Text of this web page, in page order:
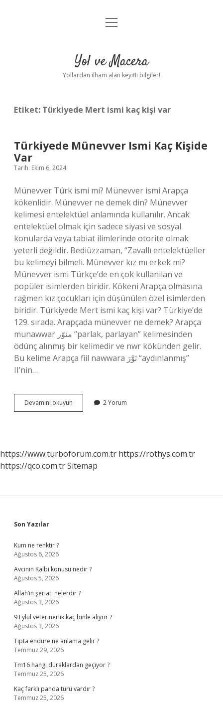
Anasayfa
Yasal Uyarı
menüyü
Yol ve Macera
Yollardan ilham alan keyifli bilgiler!
Etiket: Türkiyede Mert ismi kaç kişi var
Türkiyede Münevver Ismi Kaç Kişide
Var
Tarih: Ekim 6, 2024
Münevver Türk ismi mi? Münevver ismi Arapça
kökenlidir. Münevver ne demek din? Münevver
kelimesi entelektüel anlamında kullanılır. Ancak
entelektüel olmak için sadece siyasi ve sosyal
konularda veya tabiat ilimlerinde otorite olmak
yeterli değildir. Bediüzzaman, “Zavallı entelektüeller
bu kelimeyi bilmeli. Münevver kız mı erkek mi?
Münevver ismi Türkçe’de en çok kullanılan ve
popüler isimlerden biridir. Kökeni Arapça olmasına
rağmen kız çocukları için düşünülen özel isimlerden
biridir. Türkiyede Mert ismi kaç kişi var? Türkiye’de
129. sırada. Arapçada münevver ne demek? Arapça
munawwar منوّر “parlak, parlayan” kelimesinden
ödünç alınmış bir kelimedir ve nwr kökünden gelir.
Bu kelime Arapça fiil nawwara نَوَّرَ “aydınlanmış”
II’nin…
Devamını okuyun Türkiyede
Münevver
2 Yorum
https://www.turboforum.com.tr https://rothys.com.tr
https://qco.com.trSitemap
Sidebar
Son Yazılar
Kum ne renktir ?
Ağustos 6, 2026
Avcının Kalbi konusu nedir ?
Ağustos 5, 2026
Allah’ın şeriatı nelerdir ?
Ağustos 3, 2026
9 Eylül veterinerlik kaç binle alıyor ?
Ağustos 3, 2026
Tıpta endure ne anlama gelir ?
Temmuz 29, 2026
Tm16 hangi duraklardan geçiyor ?
Temmuz 25, 2026
Kaç farklı panda türü vardır ?
Temmuz 25, 2026